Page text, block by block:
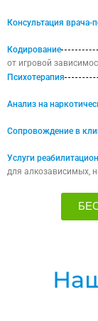
Консультация врача-
Кодирование
от игровой
Психотерапия
Анализ на
Сопровождение в
Услуги
для алкозависимых,